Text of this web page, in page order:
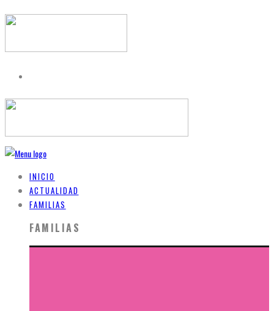
INICIO
ACTUALIDAD
FAMILIAS
FAMILIAS